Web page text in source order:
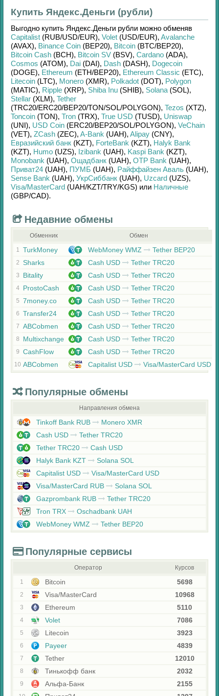
Купить Яндекс.Деньги (рубли)
Выгодно купить Яндекс.Деньги рубли можно обменяв
Capitalist (RUB/USD/EUR), Volet (USD/EUR), Avalanche
(AVAX), Binance Coin (BEP20), Bitcoin (BTC/BEP20),
Bitcoin Cash (BCH), Bitcoin SV (BSV), Cardano (ADA),
Cosmos (ATOM), Dai (DAI), Dash (DASH), Dogecoin
(DOGE), Ethereum (ETH/BEP20), Ethereum Classic (ETC),
Litecoin (LTC), Monero (XMR), Polkadot (DOT), Polygon
(MATIC), Ripple (XRP), Shiba Inu (SHIB), Solana (SOL),
Stellar (XLM), Tether
(TRC20/ERC20/BEP20/TON/SOL/POLYGON), Tezos (XTZ),
Toncoin (TON), Tron (TRX), True USD (TUSD), Uniswap
(UNI), USD Coin (ERC20/BEP20/SOL/POLYGON), VeChain
(VET), ZCash (ZEC), A-Bank (UAH), Alipay (CNY),
Евразийский банк (KZT), ForteBank (KZT), Halyk Bank
(KZT), Humo (UZS), Izibank (UAH), Kaspi Bank (KZT),
Monobank (UAH), Ощадбанк (UAH), OTP Bank (UAH),
Приват24 (UAH), ПУМБ (UAH), Райффайзен Аваль (UAH),
Sense Bank (UAH), УкрСиббанк (UAH), Uzcard (UZS),
Visa/MasterCard (UAH/KZT/TRY/KGS) или Наличные
(GBP/CAD).
Недавние обмены
Обменник Обмен
1 TurkMoney WebMoney WMZ Tether BEP20
2 Sharks Cash USD Tether TRC20
3 Bitality Cash USD Tether TRC20
4 ProstoCash Cash USD Tether TRC20
5 7money.co Cash USD Tether TRC20
6 Transfer24 Cash USD Tether TRC20
7 ABCobmen Cash USD Tether TRC20
8 Multixchange Cash USD Tether TRC20
9 CashFlow Cash USD Tether TRC20
10 ABCobmen Capitalist USD Visa/MasterCard USD
Популярные обмены
Направления обмена
Tinkoff Bank RUB
Monero XMR
Cash USD
Tether TRC20
Tether TRC20
Cash USD
Halyk Bank KZT
Solana SOL
Capitalist USD
Visa/MasterCard USD
Visa/MasterCard RUB
Solana SOL
Gazprombank RUB
Tether TRC20
Tron TRX
Oschadbank UAH
WebMoney WMZ
Tether BEP20
Популярные сервисы
Оператор Курсов
1 Bitcoin 5698
2 Visa/MasterCard 10968
3 Ethereum 5110
4 Volet 7086
5 Litecoin 3923
6 Payeer 4839
7 Tether 12010
8 Тинькофф банк 2032
9 Альфа-Банк 2155